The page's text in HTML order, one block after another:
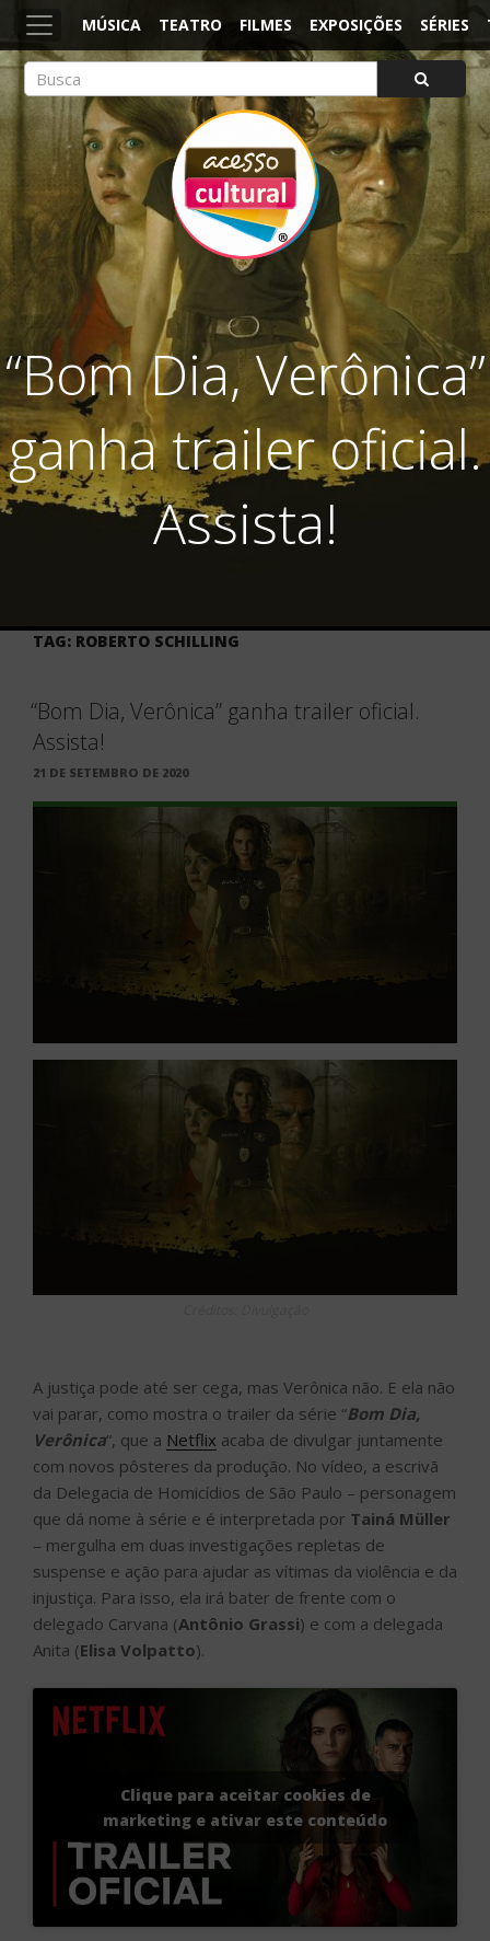
MÚSICA TEATRO FILMES EXPOSIÇÕES SÉRIES
ACESSO CULTURAL
Arte, Cultura Pop e Entretenimento
“Bom Dia, Verônica”
ganha trailer oficial.
Assista!
TAG: ROBERTO SCHILLING
“Bom Dia, Verônica” ganha trailer oficial.
Assista!
PUBLICADO
21 DE SETEMBRO DE 2020
A justiça pode até ser cega, mas Verônica não. E ela não
vai parar, como mostra o trailer da série “Bom Dia,
Verônica“, que a Netflix acaba de divulgar juntamente
com novos pôsteres da produção. No vídeo, a escrivã
da Delegacia de Homicídios de São Paulo – personagem
que dá nome à série e é interpretada por Tainá Müller
– mergulha em duas investigações repletas de
suspense e ação para ajudar as vítimas da violência e da
injustiça. Para isso, ela irá bater de frente com o
delegado Carvana (Antônio Grassi) e com a delegada
Anita (Elisa Volpatto).
Clique para aceitar cookies de
marketing e ativar este conteúdo